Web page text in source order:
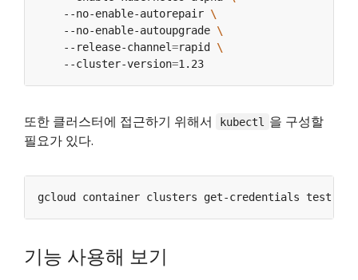
    --no-enable-autorepair
    --no-enable-autoupgrade
    --release-channel
=rapid
    --cluster-version
=
또한 클러스터에 접근하기 위해서 kubectl
을 구성할
필요가 있다.
기능 사용해 보기